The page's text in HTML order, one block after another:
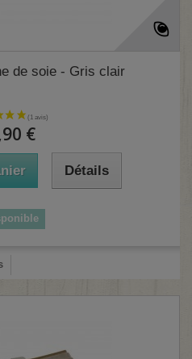
de soie - Gris clair
€
Détails